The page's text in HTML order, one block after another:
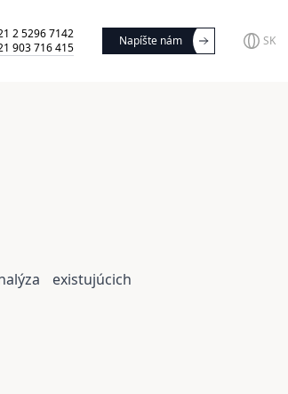
SK
2 5296 7142
903 716 415
Napíšte nám
existujúcich